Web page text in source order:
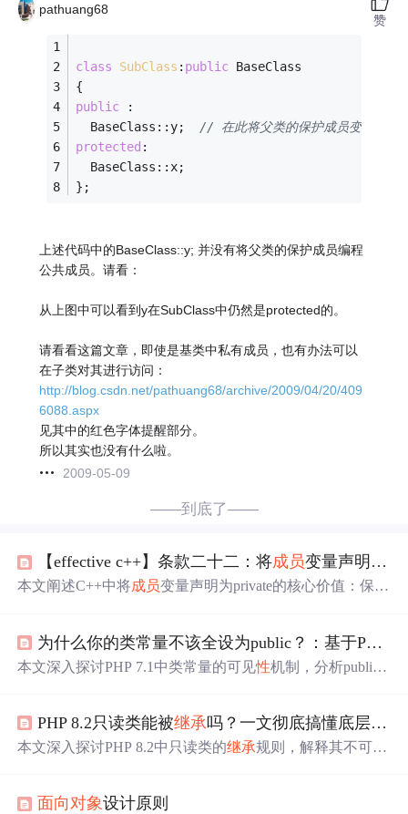
pathuang68
class SubClass : public BaseClass
{
public :
  BaseClass::y;
// 在此将父类的保护成员变成了公
protected :
  BaseClass::x;
};
上述代码中的BaseClass::y; 并没有将父类的保护成员编程
公共成员。请看：
从上图中可以看到y在SubClass中仍然是protected的。
请看看这篇文章，即使是基类中私有成员，也有办法可以
在子类对其进行访问：
http://blog.csdn.net/pathuang68/archive/2009/04/20/409
6088.aspx
见其中的红色字体提醒部分。
所以其实也没有什么啦。
2009-05-09
赞
——到底了——
【effective c++】条款二十二：将成员变量声明为private
本文阐述C++中将成员变量声明为private的核心价值：保障
性 ，因其仍向派生类暴露实现细节，导致修改时波及未知
数量的 子类。推荐采用private数据+protected/public函数接口
为什么你的类常量不该全设为public？：基于PHP 7.1可见
本文深入探讨PHP 7.1中类常量的可见性机制，分析publi
提出基于访问控制的高质量常量管理实践，涵盖私有封装
、继承 协同与接口契约设计。
PHP 8.2只读类能被继承吗？一文彻底搞懂底层规则
本文深入探讨PHP 8.2中只读类的继承规则，解释其不可被
机制并掌握安全扩展只读行为的最佳实践。
面向对象设计原则